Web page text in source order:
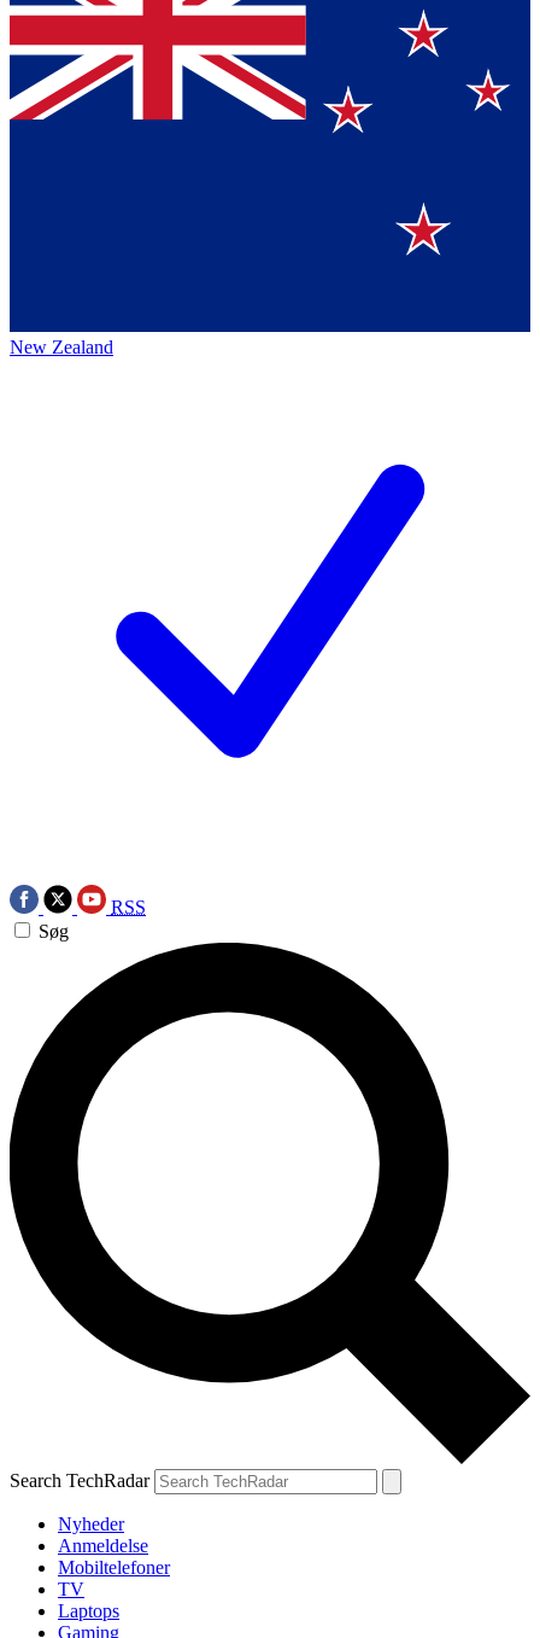
New Zealand
RSS
Søg
Search TechRadar
Nyheder
Anmeldelse
Mobiltelefoner
TV
Laptops
Gaming